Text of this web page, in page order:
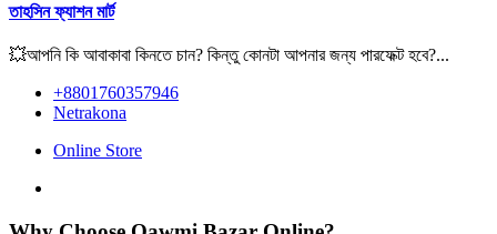
তাহসিন ফ্যাশন মার্ট
💥আপনি কি আবাকাবা কিনতে চান? কিন্তু কোনটা আপনার জন্য পারফেক্ট হবে?...
+8801760357946
Netrakona
Online Store